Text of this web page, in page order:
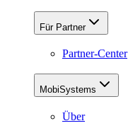
Für Partner
Partner-Center
MobiSystems
Über